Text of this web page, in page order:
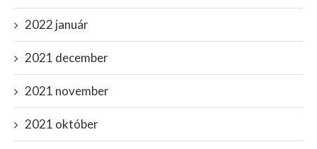
2022 január
2021 december
2021 november
2021 október